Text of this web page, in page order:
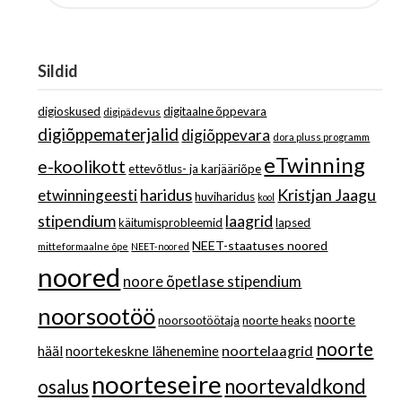
Sildid
digioskused digipädevus digitaalne õppevara
digiõppematerjalid digiõppevara dora pluss programm
e-koolikott ettevõtlus- ja karjääriõpe eTwinning
etwinningeestiharidus huviharidus kool Kristjan Jaagu
stipendium käitumisprobleemid laagrid lapsed
mitteformaalne õpe NEET-noored NEET-staatuses noored
noored noore õpetlase stipendium
noorsootöö noorsootöötaja noorte heaks noorte
häälnoortekeskne lähenemine noortelaagrid noorte
osalus noorteseire noortevaldkond